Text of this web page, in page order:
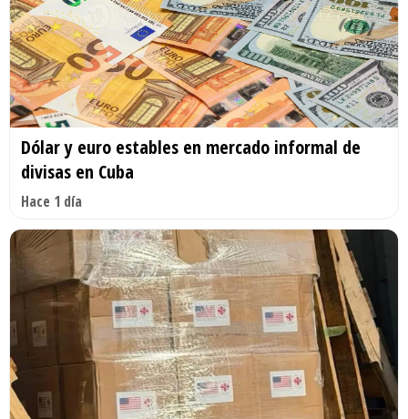
Dólar y euro estables en mercado informal de
divisas en Cuba
Hace 1 día